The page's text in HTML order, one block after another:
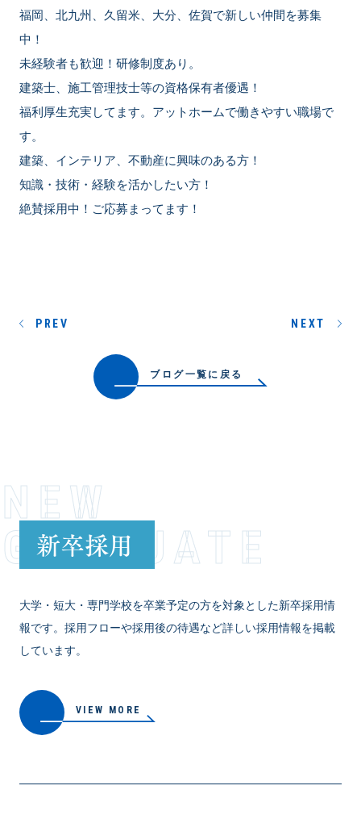
福岡、北九州、久留米、大分、佐賀で新しい仲間を募集
中！
未経験者も歓迎！研修制度あり。
建築士、施工管理技士等の資格保有者優遇！
福利厚生充実してます。アットホームで働きやすい職場で
す。
建築、インテリア、不動産に興味のある方！
知識・技術・経験を活かしたい方！
絶賛採用中！ご応募まってます！
ブログ一覧に戻る
PREV NEXT
NEW
GRADUATE
新卒採用
大学・短大・専門学校を卒業予定の方を対象とした新卒採用情
報です。採用フローや採用後の待遇など詳しい採用情報を掲載
しています。
VIEW MORE